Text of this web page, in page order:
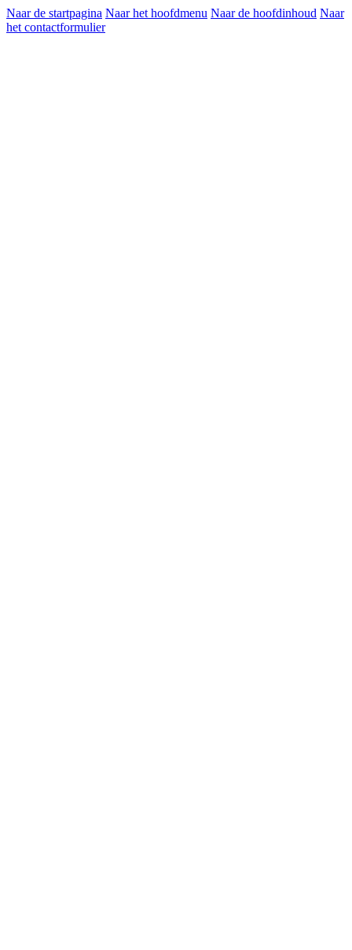
Naar de startpagina Naar het hoofdmenu Naar de hoofdinhoud Naar
het contactformulier